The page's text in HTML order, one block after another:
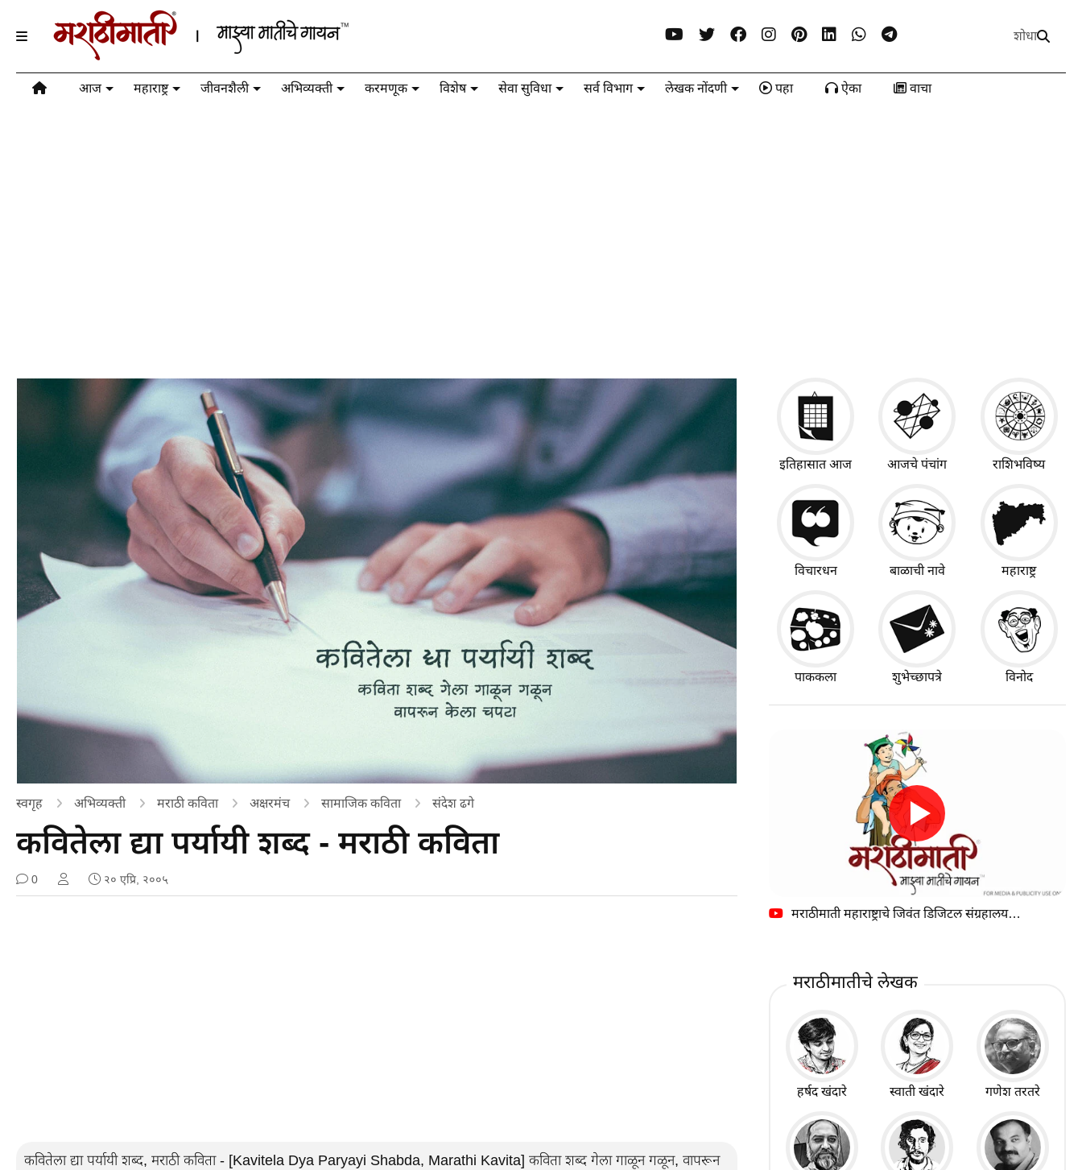
शोधा
आज महाराष्ट्र जीवनशैली अभिव्यक्ती करमणूक विशेष सेवा सुविधा सर्व विभाग लेखक नोंदणी पहा ऐका वाचा
स्वगृह अभिव्यक्ती मराठी कविता अक्षरमंच सामाजिक कविता संदेश ढगे
कवितेला द्या पर्यायी शब्द - मराठी कविता
0 २० एप्रि, २००५
कवितेला द्या पर्यायी शब्द, मराठी कविता - [Kavitela Dya Paryayi Shabda, Marathi Kavita] कविता शब्द गेला गाळून गळून, वापरून
इतिहासात आज आजचे पंचांग राशिभविष्य
विचारधन बाळाची नावे महाराष्ट्र
पाककला शुभेच्छापत्रे विनोद
मराठीमाती महाराष्ट्राचे जिवंत डिजिटल संग्रहालय…
मराठीमातीचे लेखक
हर्षद खंदारे स्वाती खंदारे गणेश तरतरे